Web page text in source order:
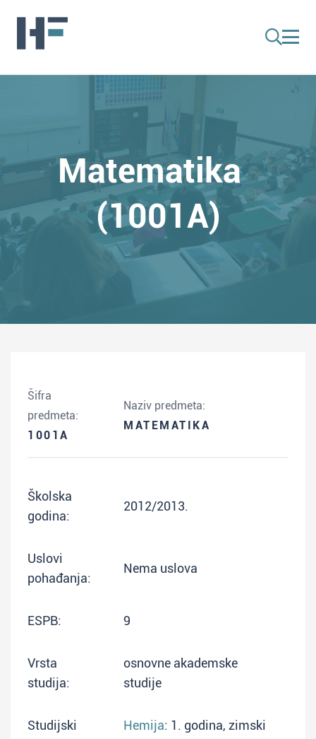
Matematika
(1001A)
Šifra
predmeta:
1001A
Naziv predmeta:
MATEMATIKA
Školska
godina:
2012/2013.
Uslovi
pohađanja:
Nema uslova
ESPB: 9
Vrsta
studija:
osnovne akademske
studije
Studijski
Hemija: 1. godina, zimski